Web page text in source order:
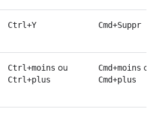
Ctrl+Y Cmd+Suppr
Ctrl+moins ou
Ctrl+plus
Cmd+moins ou
Cmd+plus